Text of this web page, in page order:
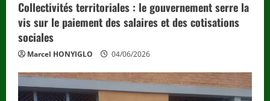
Collectivités territoriales : le gouvernement serre la
vis sur le paiement des salaires et des cotisations
sociales
Marcel HONYIGLO 04/06/2026